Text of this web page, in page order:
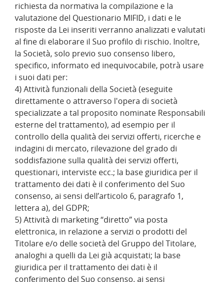
richiesta da normativa la compilazione e la
valutazione del Questionario MIFID, i dati e le
risposte da Lei inseriti verranno analizzati e valutati
al fine di elaborare il Suo profilo di rischio. Inoltre,
la Società, solo previo suo consenso libero,
specifico, informato ed inequivocabile, potrà usare
i suoi dati per:
4) Attività funzionali della Società (eseguite
direttamente o attraverso l'opera di società
specializzate a tal proposito nominate Responsabili
esterne del trattamento), ad esempio per il
controllo della qualità dei servizi offerti, ricerche e
indagini di mercato, rilevazione del grado di
soddisfazione sulla qualità dei servizi offerti,
questionari, interviste ecc.; la base giuridica per il
trattamento dei dati è il conferimento del Suo
consenso, ai sensi dell’articolo 6, paragrafo 1,
lettera a), del GDPR;
5) Attività di marketing “diretto” via posta
elettronica, in relazione a servizi o prodotti del
Titolare e/o delle società del Gruppo del Titolare,
analoghi a quelli da Lei già acquistati; la base
giuridica per il trattamento dei dati è il
conferimento del Suo consenso, ai sensi